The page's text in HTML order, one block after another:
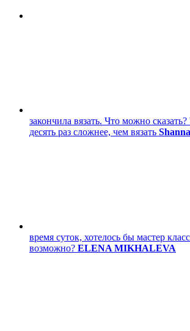
закончила вязать. Что можно
десять раз сложнее, чем вязать Shanna
время суток, хотелось бы мастер
возможно? ELENA MIKHALEVA